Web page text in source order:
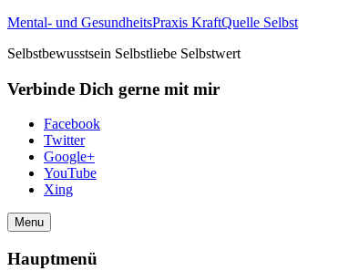
Mental- und GesundheitsPraxis KraftQuelle Selbst
Selbstbewusstsein Selbstliebe Selbstwert
Verbinde Dich gerne mit mir
Facebook
Twitter
Google+
YouTube
Xing
Menu
Hauptmenü